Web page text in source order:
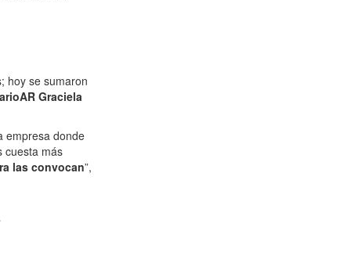
hoy se sumaron
Graciela
empresa donde
cuesta más
las convocan”,